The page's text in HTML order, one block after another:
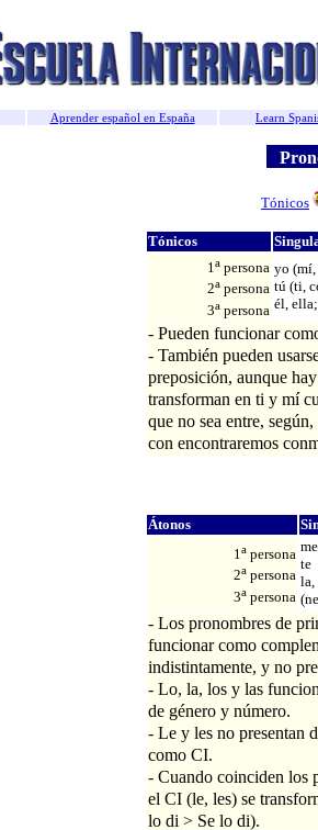
Aprender español en España Learn
Tónicos
Tónicos
1 apersona
2apersona
3apersona
yo
tú (ti,
él,
- Pueden funcionar
- También pueden
preposición, aunque
transforman en ti y mí
que no sea entre,
con encontraremos
Átonos
1 apersona
2apersona
3apersona
me
te
la,
- Los pronombres de
funcionar como
indistintamente, y no
- Lo, la, los y las
de género y número.
- Le y les no presentan
como CI.
- Cuando coinciden los
el CI (le, les) se
lo di > Se lo di).